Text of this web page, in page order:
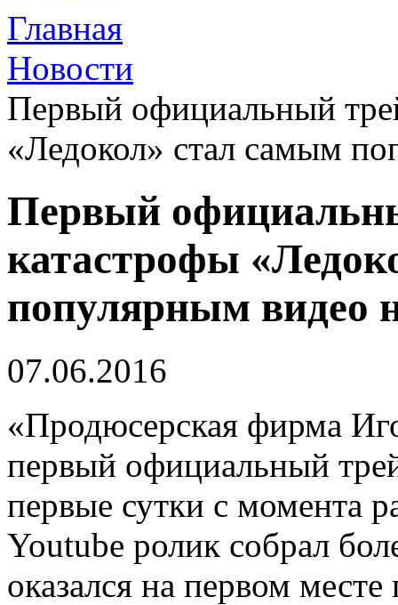
Главная
Новости
Первый официальный
«Ледокол» стал самым
Первый
катастрофы
популярным видео
07.06.2016
«Продюсерская фирма
первый официальный
первые сутки с момента
Youtube ролик собрал
оказался на первом